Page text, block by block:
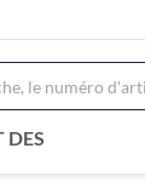
DES